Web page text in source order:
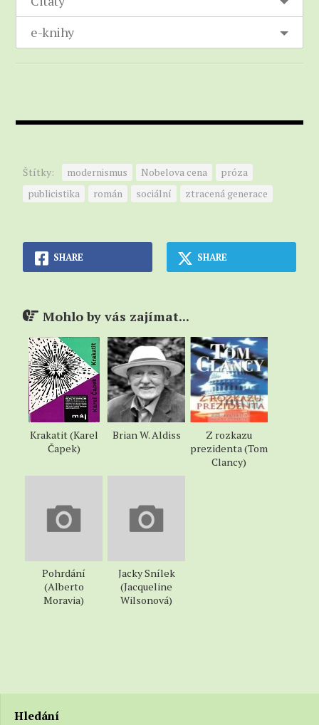
1938)
(The Spanish War, 1938)
(The Torrents of Spring, 1926)
(Two Christmas Tales, 1958)
e-knihy
Štítky: modernismus Nobelova cena
próza
publicistika
román sociální ztracená generace
SHARE SHARE
Mohlo by vás zajímat...
Krakatit (Karel
Čapek)
Brian W. Aldiss
Z rozkazu
prezidenta (Tom
Clancy)
Pohrdání
(Alberto
Moravia)
Jacky Snílek
(Jacqueline
Wilsonová)
Hledání